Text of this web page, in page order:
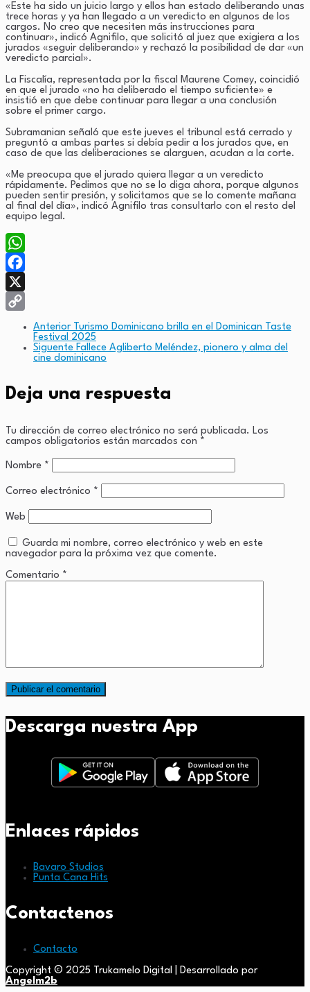
«Este ha sido un juicio largo y ellos han estado deliberando unas
trece horas y ya han llegado a un veredicto en algunos de los
cargos. No creo que necesiten más instrucciones para
continuar», indicó Agnifilo, que solicitó al juez que exigiera a los
jurados «seguir deliberando» y rechazó la posibilidad de dar «un
veredicto parcial».
La Fiscalía, representada por la fiscal Maurene Comey, coincidió
en que el jurado «no ha deliberado el tiempo suficiente» e
insistió en que debe continuar para llegar a una conclusión
sobre el primer cargo.
Subramanian señaló que este jueves el tribunal está cerrado y
preguntó a ambas partes si debía pedir a los jurados que, en
caso de que las deliberaciones se alarguen, acudan a la corte.
«Me preocupa que el jurado quiera llegar a un veredicto
rápidamente. Pedimos que no se lo diga ahora, porque algunos
pueden sentir presión, y solicitamos que se lo comente mañana
al final del día», indicó Agnifilo tras consultarlo con el resto del
equipo legal.
WhatsApp
Facebook
X
Anterior Turismo Dominicano brilla en el Dominican Taste
Festival 2025
Siguente Fallece Agliberto Meléndez, pionero y alma del
cine dominicano
Deja una respuesta
Tu dirección de correo electrónico no será publicada. Los
campos obligatorios están marcados con *
Nombre *
Correo electrónico *
Web
Guarda mi nombre, correo electrónico y web en este
navegador para la próxima vez que comente.
Comentario *
Descarga nuestra App
Enlaces rápidos
Bavaro Studios
Punta Cana Hits
Contactenos
Contacto
Copyright © 2025 Trukamelo Digital | Desarrollado por
Angelm2b